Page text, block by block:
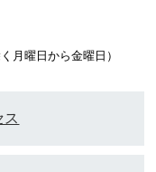
月曜日から金曜日）